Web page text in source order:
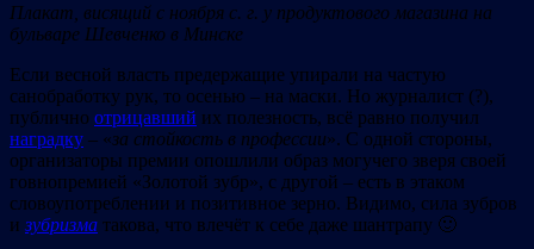
Плакат, висящий с ноября с. г. у продуктового магазина на
бульваре Шевченко в Минске
Если весной власть предержащие упирали на частую
санобработку рук, то осенью – на маски. Но журналист (?),
публично отрицавший их полезность, всё равно получил
наградку – «за стойкость в профессии». С одной стороны,
организаторы премии опошлили образ могучего зверя своей
говнопремией «Золотой зубр», с другой – есть в этаком
словоупотреблении и позитивное зерно. Видимо, сила зубров
и зубризма такова, что влечёт к себе даже шантрапу 🙂